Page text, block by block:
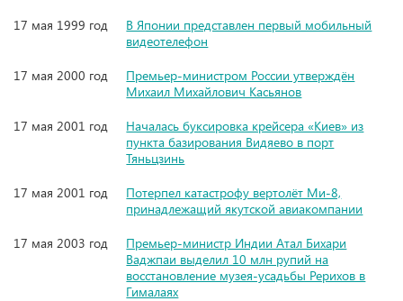
17 мая 1999 год
В Японии представлен первый мобильный
видеотелефон
17 мая 2000 год
Премьер-министром России утверждён
Михаил Михайлович Касьянов
17 мая 2001 год
Началась буксировка крейсера «Киев» из
пункта базирования Видяево в порт
Тяньцзинь
17 мая 2001 год
Потерпел катастрофу вертолёт Ми-8,
принадлежащий якутской авиакомпании
17 мая 2003 год
Премьер-министр Индии Атал Бихари
Ваджпаи выделил 10 млн рупий на
восстановление музея-усадьбы Рерихов в
Гималаях